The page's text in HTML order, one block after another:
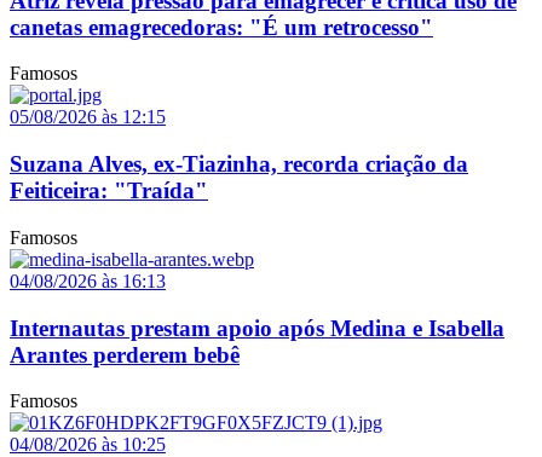
canetas emagrecedoras: "É um retrocesso"
Famosos
05/08/2026 às 12:15
Suzana Alves, ex-Tiazinha, recorda criação da
Feiticeira: "Traída"
Famosos
04/08/2026 às 16:13
Internautas prestam apoio após Medina e Isabella
Arantes perderem bebê
Famosos
04/08/2026 às 10:25